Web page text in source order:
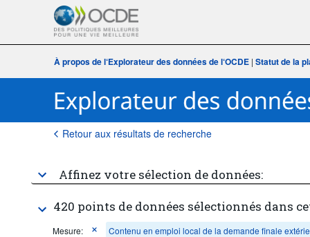
À propos de l‘Explorateur des données de l‘OCDE | Statut de la
Retour aux résultats de recherche
Affinez votre sélection de données:
420 points de données sélectionnés dans
Mesure:
Contenu en emploi local de la demande finale